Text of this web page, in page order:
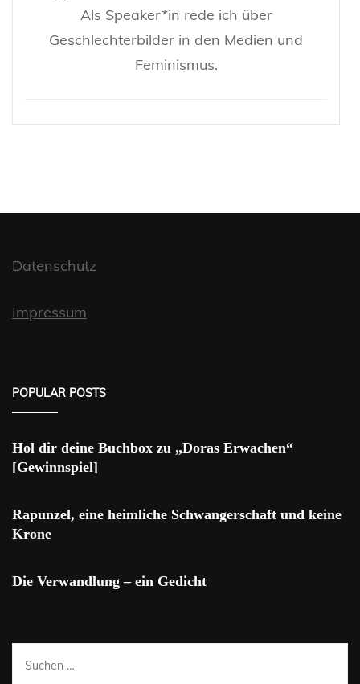
Als Speaker*in rede ich über
Geschlechterbilder in den Medien und
Feminismus.
Datenschutz
Impressum
POPULAR POSTS
Hol dir deine Buchbox zu „Doras Erwachen“
[Gewinnspiel]
Rapunzel, eine heimliche Schwangerschaft und keine
Krone
Die Verwandlung – ein Gedicht
Suchen